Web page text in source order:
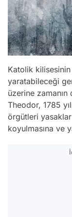
Katolik
yaratabileceği
üzerine zamanın
Theodor, 1785
örgütleri
koyulmasına ve